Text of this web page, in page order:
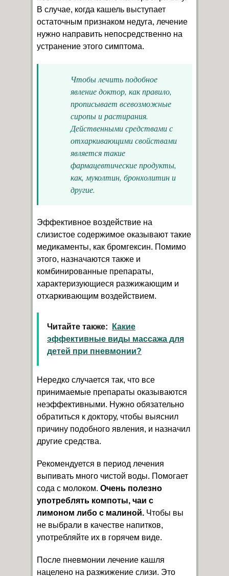
В случае, когда кашель выступает
остаточным признаком недуга, лечение
нужно направить непосредственно на
устранение этого симптома.
Чтобы лечить подобное
явление доктор, как правило,
прописывает всевозможные
сиропы и растирания.
Действенными средствами с
отхаркивающими свойствами
является такие
фармацевтические продукты,
как, муколтин, бронхолитин и
другие.
Эффективное воздействие на
слизистое содержимое оказывают такие
медикаменты, как бромгексин. Помимо
этого, назначаются также и
комбинированные препараты,
характеризующиеся разжижающим и
отхаркивающим воздействием.
Читайте также:
Какие
эффективные виды массажа для
детей при пневмонии?
Нередко случается так, что все
принимаемые препараты оказываются
неэффективными. Нужно обязательно
обратиться к доктору, чтобы выяснил
причину подобного явления, и назначил
другие средства.
Рекомендуется в период лечения
выпивать много чистой воды. Помогает
сода с молоком. Очень полезно
употреблять компоты, чаи с
лимоном либо с малиной. Чтобы вы
не выбрали в качестве напитков,
употребляйте их в горячем виде.
После пневмонии лечение кашля
нацелено на разжижение слизи. Это